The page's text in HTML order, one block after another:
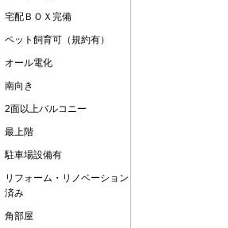
宅配ＢＯＸ完備
ペット飼育可（規約有）
オール電化
南向き
2面以上バルコニー
最上階
駐車場設備有
リフォーム・リノベーション
済み
角部屋